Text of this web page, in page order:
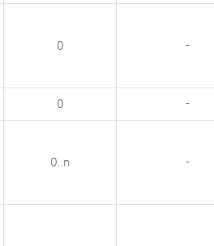
0 -
0 -
0..n -